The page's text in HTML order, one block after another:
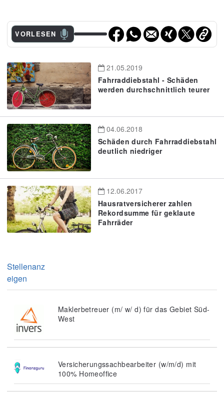
VORLESEN
21.05.2019
Fahrraddiebstahl - Schäden
werden durchschnittlich teurer
04.06.2018
Schäden durch Fahrraddiebstahl
deutlich niedriger
12.06.2017
Hausratversicherer zahlen
Rekordsumme für geklaute
Fahrräder
Stellenanz
eigen
Maklerbetreuer (m/ w/ d) für das Gebiet Süd-
West
Versicherungssachbearbeiter (w/m/d) mit
100% Homeoffice